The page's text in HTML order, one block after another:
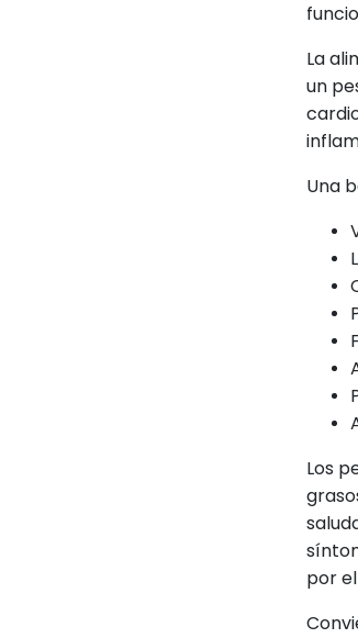
La
un
Una
Los
por